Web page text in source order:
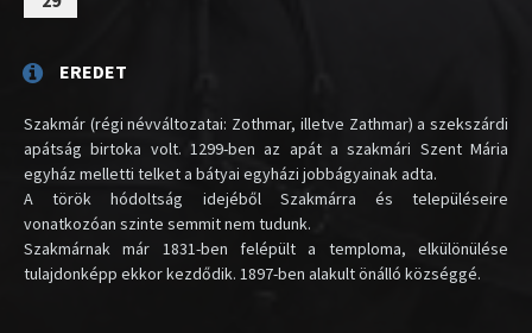
EREDET
Szakmár (régi névváltozatai: Zothmar, illetve Zathmar) a szekszárdi
apátság birtoka volt. 1299-ben az apát a szakmári Szent Mária
egyház melletti telket a bátyai egyházi jobbágyainak adta.
A török hódoltság idejéből Szakmárra és településeire
vonatkozóan szinte semmit nem tudunk.
Szakmárnak már 1831-ben felépült a temploma, elkülönülése
tulajdonképp ekkor kezdődik. 1897-ben alakult önálló községgé.